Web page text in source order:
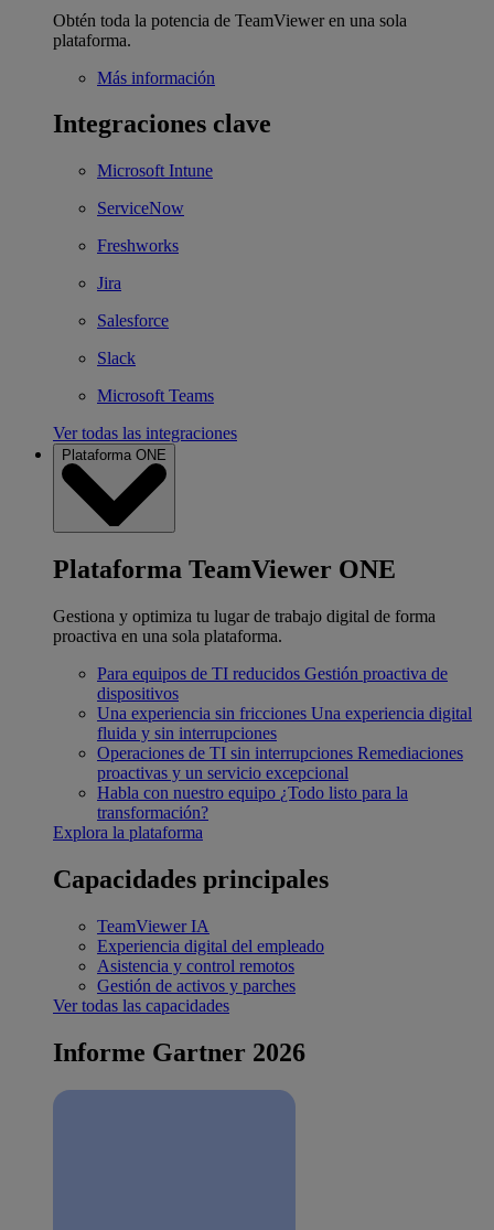
Obtén toda la potencia de TeamViewer en una sola
plataforma.
Más información
Integraciones clave
Microsoft Intune
ServiceNow
Freshworks
Jira
Salesforce
Slack
Microsoft Teams
Ver todas las integraciones
Plataforma ONE
Plataforma TeamViewer ONE
Gestiona y optimiza tu lugar de trabajo digital de forma
proactiva en una sola plataforma.
Para equipos de TI reducidos Gestión proactiva de
dispositivos
Una experiencia sin fricciones Una experiencia digital
fluida y sin interrupciones
Operaciones de TI sin interrupciones Remediaciones
proactivas y un servicio excepcional
Habla con nuestro equipo ¿Todo listo para la
transformación?
Explora la plataforma
Capacidades principales
TeamViewer IA
Experiencia digital del empleado
Asistencia y control remotos
Gestión de activos y parches
Ver todas las capacidades
Informe Gartner 2026